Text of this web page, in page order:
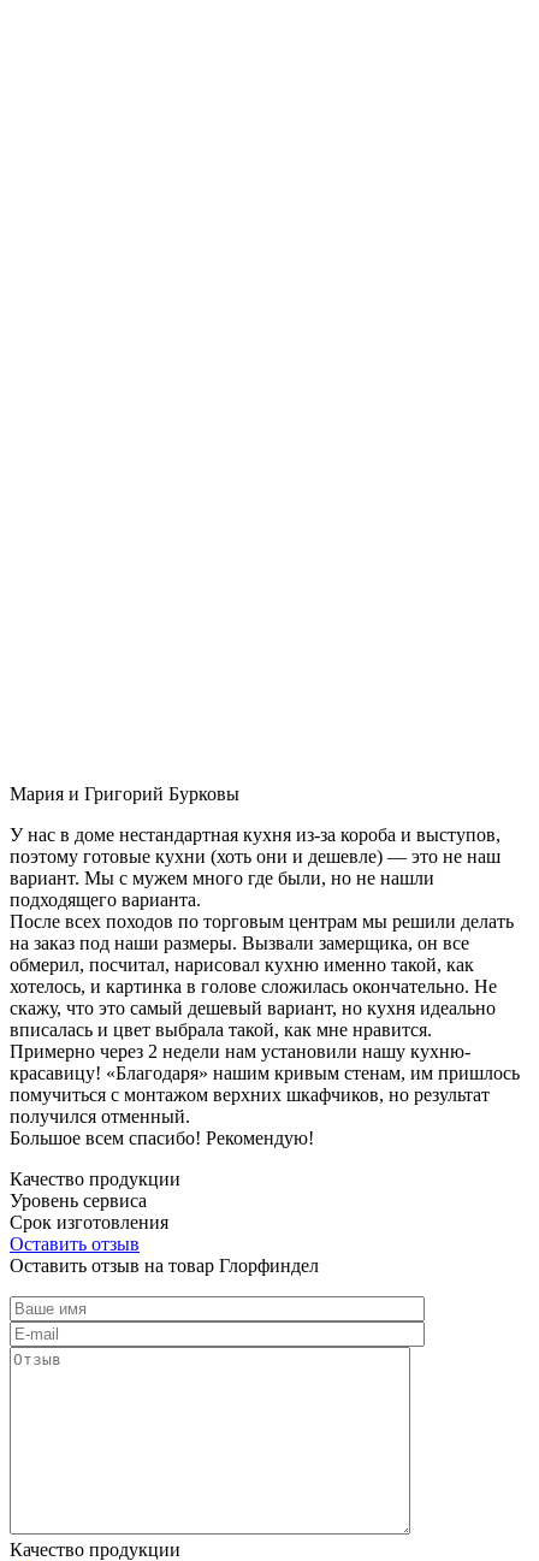
Мария и Григорий Бурковы
У нас в доме нестандартная кухня из-за короба и выступов,
поэтому готовые кухни (хоть они и дешевле) — это не наш
вариант. Мы с мужем много где были, но не нашли
подходящего варианта.
После всех походов по торговым центрам мы решили делать
на заказ под наши размеры. Вызвали замерщика, он все
обмерил, посчитал, нарисовал кухню именно такой, как
хотелось, и картинка в голове сложилась окончательно. Не
скажу, что это самый дешевый вариант, но кухня идеально
вписалась и цвет выбрала такой, как мне нравится.
Примерно через 2 недели нам установили нашу кухню-
красавицу! «Благодаря» нашим кривым стенам, им пришлось
помучиться с монтажом верхних шкафчиков, но результат
получился отменный.
Большое всем спасибо! Рекомендую!
Качество продукции
Уровень сервиса
Срок изготовления
Оставить отзыв
Оставить отзыв на товар Глорфиндел
Качество продукции